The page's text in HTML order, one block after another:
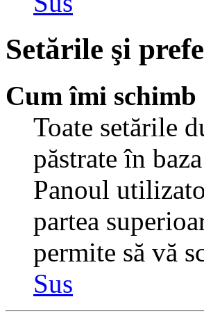
Setările şi
Cum îmi schimb
Toate setările
păstrate în
Panoul
partea
permite să vă
Sus